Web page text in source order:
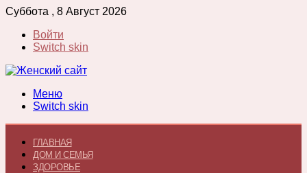
Суббота , 8 Август 2026
Войти
Switch skin
Меню
Switch skin
ГЛАВНАЯ
ДОМ И СЕМЬЯ
ЗДОРОВЬЕ